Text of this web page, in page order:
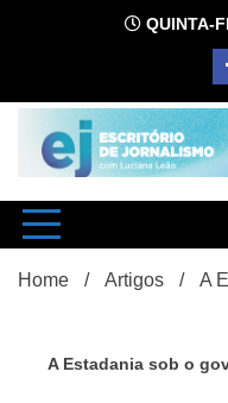
QUINTA-
com Luciana Leão
Home Artigos A
A Estadania sob o